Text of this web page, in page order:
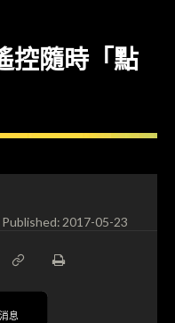
控隨時「點
Published:2017-05-23
息